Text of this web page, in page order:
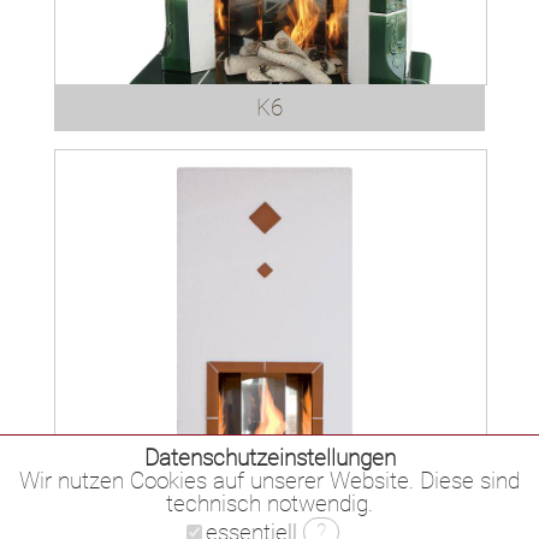
Datenschutzeinstellungen
Wir nutzen Cookies auf unserer Website. Diese sind
technisch notwendig.
essentiell ?
K6
K7